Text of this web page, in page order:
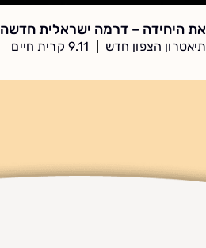
את היחידה – דרמה ישראלית חדשה
תיאטרון הצפון חדש 9.11 קרית חיים